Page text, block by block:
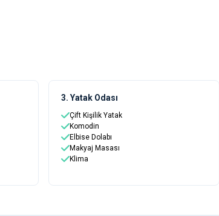
3. Yatak Odası
Çift Kişilik Yatak
Komodin
Elbise Dolabı
Makyaj Masası
Klima